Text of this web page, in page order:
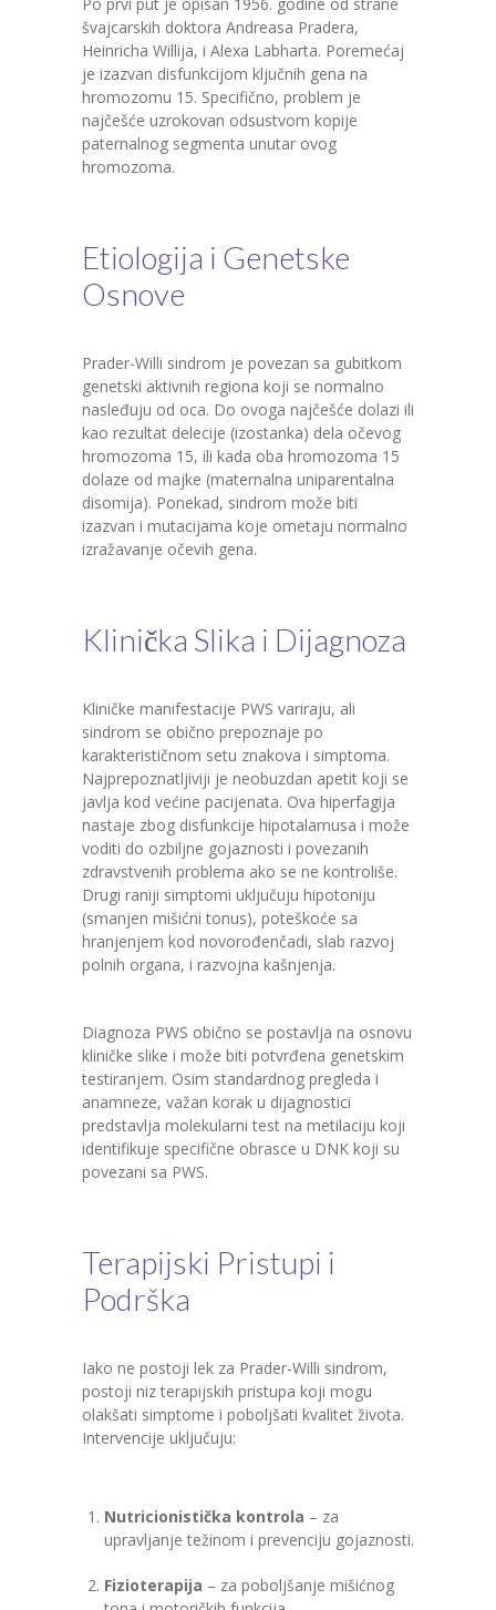
Po prvi put je opisan 1956. godine od strane
švajcarskih doktora Andreasa Pradera,
Heinricha Willija, i Alexa Labharta. Poremećaj
je izazvan disfunkcijom ključnih gena na
hromozomu 15. Specifično, problem je
najčešće uzrokovan odsustvom kopije
paternalnog segmenta unutar ovog
hromozoma.
Etiologija i Genetske
Osnove
Prader-Willi sindrom je povezan sa gubitkom
genetski aktivnih regiona koji se normalno
nasleđuju od oca. Do ovoga najčešće dolazi ili
kao rezultat delecije (izostanka) dela očevog
hromozoma 15, ili kada oba hromozoma 15
dolaze od majke (maternalna uniparentalna
disomija). Ponekad, sindrom može biti
izazvan i mutacijama koje ometaju normalno
izražavanje očevih gena.
Klinička Slika i Dijagnoza
Kliničke manifestacije PWS variraju, ali
sindrom se obično prepoznaje po
karakterističnom setu znakova i simptoma.
Najprepoznatljiviji je neobuzdan apetit koji se
javlja kod većine pacijenata. Ova hiperfagija
nastaje zbog disfunkcije hipotalamusa i može
voditi do ozbiljne gojaznosti i povezanih
zdravstvenih problema ako se ne kontroliše.
Drugi raniji simptomi uključuju hipotoniju
(smanjen mišićni tonus), poteškoće sa
hranjenjem kod novorođenčadi, slab razvoj
polnih organa, i razvojna kašnjenja.
Diagnoza PWS obično se postavlja na osnovu
kliničke slike i može biti potvrđena genetskim
testiranjem. Osim standardnog pregleda i
anamneze, važan korak u dijagnostici
predstavlja molekularni test na metilaciju koji
identifikuje specifične obrasce u DNK koji su
povezani sa PWS.
Terapijski Pristupi i
Podrška
Iako ne postoji lek za Prader-Willi sindrom,
postoji niz terapijskih pristupa koji mogu
olakšati simptome i poboljšati kvalitet života.
Intervencije uključuju:
Nutricionistička kontrola – za
upravljanje težinom i prevenciju gojaznosti.
Fizioterapija – za poboljšanje mišićnog